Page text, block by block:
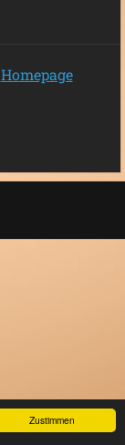
Zustimmen
Homepage